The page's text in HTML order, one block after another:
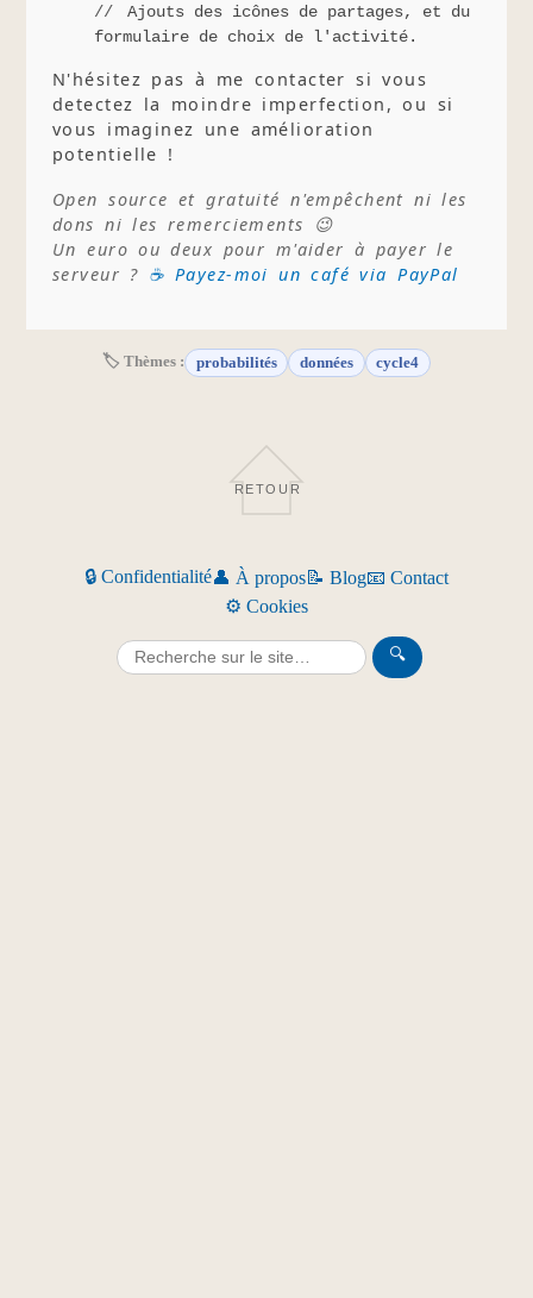
Ajouts des icônes de partages, et du
formulaire de choix de l'activité.
N'hésitez pas à me contacter si vous
detectez la moindre imperfection, ou si
vous imaginez une amélioration
potentielle !
Open source et gratuité n'empêchent ni les
dons ni les remerciements 😉
Un euro ou deux pour m'aider à payer le
serveur ? ☕ Payez-moi un café via PayPal
🏷 Thèmes : probabilités données cycle4
RETOUR
🔒 Confidentialité👤 À propos📝 Blog📧 Contact
⚙️ Cookies
🔍